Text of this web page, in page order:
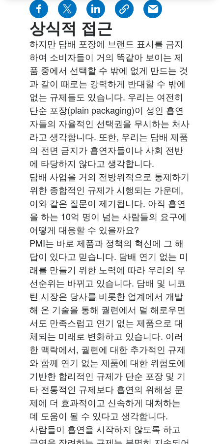
상식적 접근
하지만 담배 포장에 브랜드 표시를 금지
하여 소비자들이 거의 똑같아 보이는 제
품 중에서 선택할 수 밖에 없게 만드는 것
과 같이 때로는 강력하게 반대할 수 밖에
없는 규제들도 있습니다. 우리는 여전히
단순 포장(plain packaging)이 성인 흡연
자들의 자율적인 선택권을 무시하는 처사
라고 생각합니다. 또한, 우리는 담배 제품
의 전면 금지가 흡연자들이나 사회 전반
에 타당하지 않다고 생각합니다.
담배 사업을 거의 전방위적으로 통제하기
위한 종합적인 규제가 시행되는 가운데,
이와 같은 질문이 제기됩니다. 아직 흡연
을 하는 10억 명이 넘는 사람들의 요구에
어떻게 대응할 수 있을까요?
PMI는 바로 제품과 정책의 혁신에 그 해
답이 있다고 믿습니다. 담배 연기 없는 미
래를 만들기 위한 노력에 따라 우리의 우
선순위는 바뀌고 있습니다. 담배 및 니코
틴 시장은 당사를 비롯한 업계에서 개발
해 온 기술을 통해 궐련에서 덜 해로우면
서도 만족스럽고 연기 없는 제품으로 대
체되는 미래로 변화하고 있습니다. 이러
한 맥락에서, 궐련에 대한 추가적인 규제
와 함께 연기 없는 제품에 대한 위험도에
기반한 합리적인 규제가 단순 포장 및 기
타 전통적인 규제보다 흡연의 위해성 문
제에 더 효과적이고 신속하게 대처하는
데 도움이 될 수 있다고 생각합니다.
사람들이 흡연을 시작하지 않도록 하고